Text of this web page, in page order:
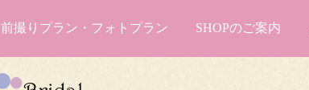
前撮りプラン・フォトプラン SHOPのご案内